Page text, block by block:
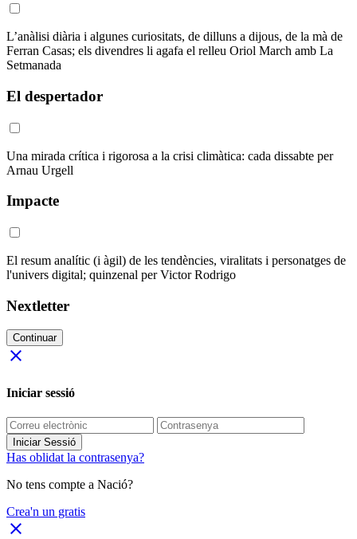
L’anàlisi diària i algunes curiositats, de dilluns a dijous, de la mà de
Ferran Casas; els divendres li agafa el relleu Oriol March amb La
Setmanada
El despertador
Una mirada crítica i rigorosa a la crisi climàtica: cada dissabte per
Arnau Urgell
Impacte
El resum analític (i àgil) de les tendències, viralitats i personatges de
l'univers digital; quinzenal per Victor Rodrigo
Nextletter
Continuar
close
Iniciar sessió
Iniciar Sessió
Has oblidat la contrasenya?
No tens compte a Nació?
Crea'n un gratis
close